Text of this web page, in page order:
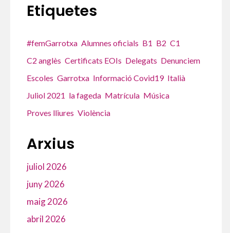
Etiquetes
#femGarrotxa Alumnes oficials B1 B2 C1
C2 anglès Certificats EOIs Delegats Denunciem
Escoles Garrotxa Informació Covid19 Italià
Juliol 2021 la fageda Matrícula Música
Proves lliures Violència
Arxius
juliol 2026
juny 2026
maig 2026
abril 2026